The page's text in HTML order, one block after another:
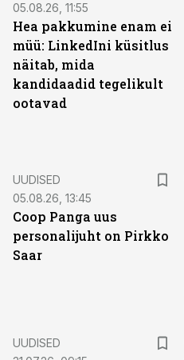
05.08.26, 11:55
Hea pakkumine enam ei
müü: LinkedIni küsitlus
näitab, mida
kandidaadid tegelikult
ootavad
UUDISED
05.08.26, 13:45
Coop Panga uus
personalijuht on Pirkko
Saar
UUDISED